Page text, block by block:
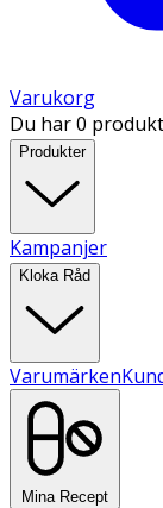
Varukorg
Du har 0
Produkter
Kampanjer
Kloka Råd
Varumärken
Mina Recept